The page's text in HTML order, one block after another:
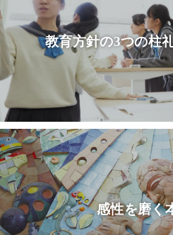
教育方針の3つの柱
感性を磨く